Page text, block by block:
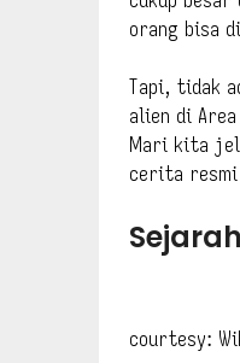
orang bisa
Tapi, tidak
alien di
Mari kita
cerita resmi
courtesy: